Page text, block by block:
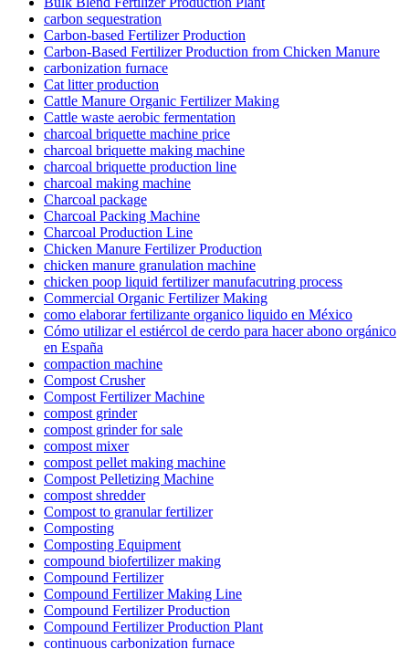
carbon sequestration
Carbon-based Fertilizer Production
Carbon-Based Fertilizer Production from Chicken Manure
carbonization furnace
Cat litter production
Cattle Manure Organic Fertilizer Making
Cattle waste aerobic fermentation
charcoal briquette machine price
charcoal briquette making machine
charcoal briquette production line
charcoal making machine
Charcoal package
Charcoal Packing Machine
Charcoal Production Line
Chicken Manure Fertilizer Production
chicken manure granulation machine
chicken poop liquid fertilizer manufacutring process
Commercial Organic Fertilizer Making
como elaborar fertilizante organico liquido en México
Cómo utilizar el estiércol de cerdo para hacer abono orgánico
en España
compaction machine
Compost Crusher
Compost Fertilizer Machine
compost grinder
compost grinder for sale
compost mixer
compost pellet making machine
Compost Pelletizing Machine
compost shredder
Compost to granular fertilizer
Composting
Composting Equipment
compound biofertilizer making
Compound Fertilizer
Compound Fertilizer Making Line
Compound Fertilizer Production
Compound Fertilizer Production Plant
continuous carbonization furnace